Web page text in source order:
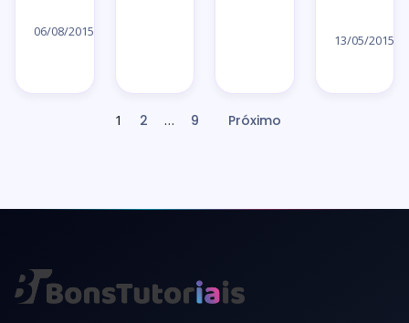
06/08/2015
13/05/2015
Paginação
1 2 … 9 Próximo